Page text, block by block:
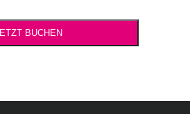
BUCHEN